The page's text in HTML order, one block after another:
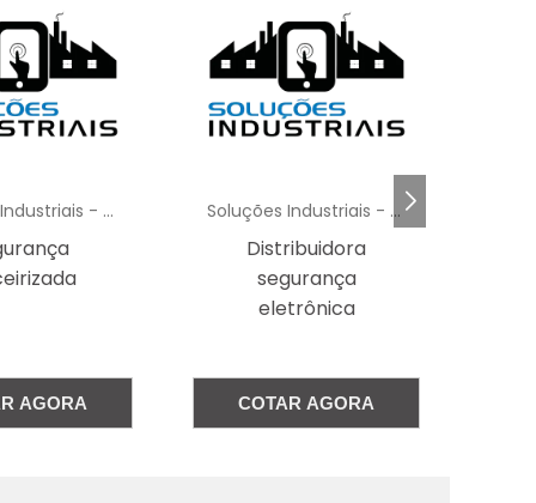
Soluções Industriais - AC
AGORA
Soluções Industriais - AC
Distribuidora
segurança
eletrônica
COTAR AGORA